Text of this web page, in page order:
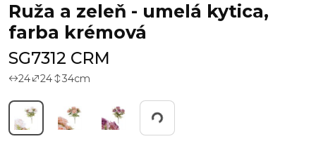
Ruža a zeleň - umelá kytica,
farba krémová
SG7312 CRM
24 24 34cm Working...